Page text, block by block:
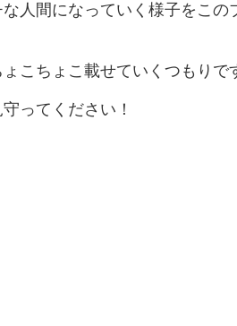
人間になっていく様子をこの
こちょこ載せていくつもりで
ってください！